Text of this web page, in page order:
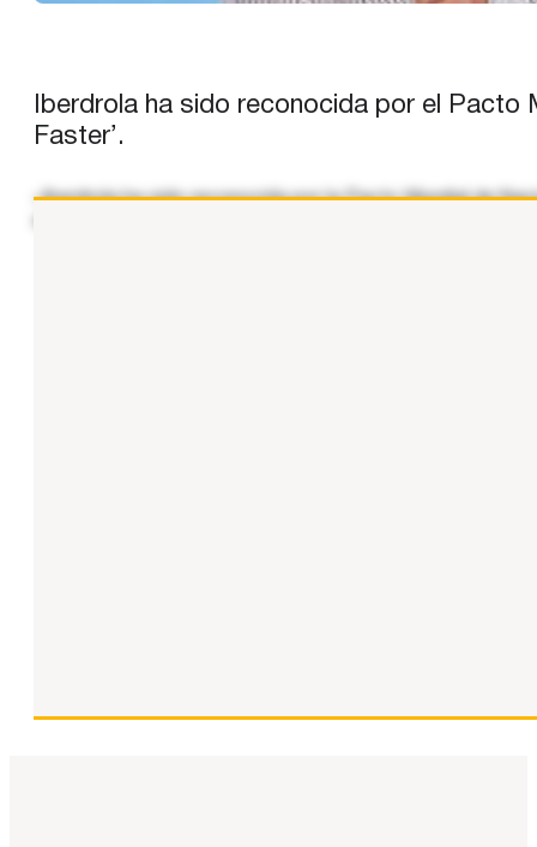
Iberdrola ha sido reconocida por el
Faster’.
«Iberdrola ha sido reconocida por la Pacto Mundial de